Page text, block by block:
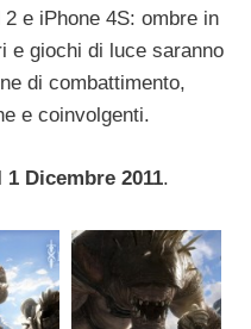
e iPhone 4S: ombre in
e giochi di luce saranno
di combattimento,
e coinvolgenti.
1 Dicembre 2011.